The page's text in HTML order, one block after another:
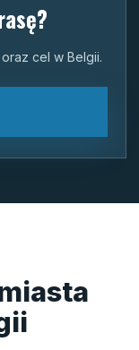
cel w Belgii.